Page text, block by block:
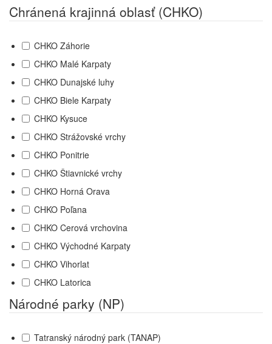
Chránená krajinná oblasť (CHKO)
CHKO Záhorie
CHKO Malé Karpaty
CHKO Dunajské luhy
CHKO Biele Karpaty
CHKO Kysuce
CHKO Strážovské vrchy
CHKO Ponitrie
CHKO Štiavnické vrchy
CHKO Horná Orava
CHKO Poľana
CHKO Cerová vrchovina
CHKO Východné Karpaty
CHKO Vihorlat
CHKO Latorica
Národné parky (NP)
Tatranský národný park (TANAP)